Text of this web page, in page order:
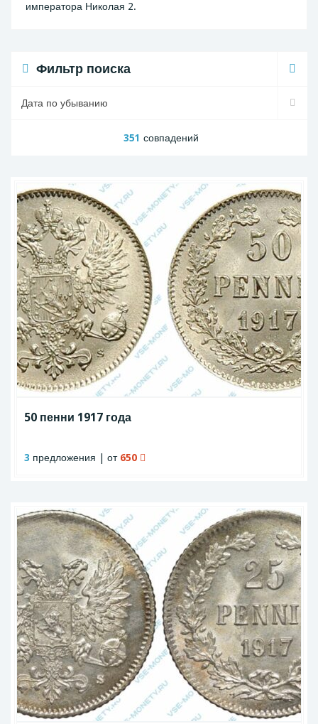
императора Николая 2.
Фильтр поиска
351 совпадений
50 пенни 1917 года
3 предложения | от 650